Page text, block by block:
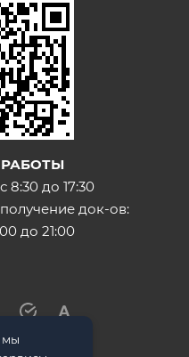
8:30 до 17:30
док-ов:
до 21:00
мы